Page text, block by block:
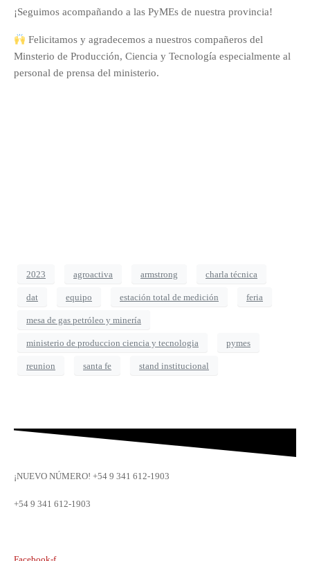
¡Seguimos acompañando a las PyMEs de nuestra provincia!
Felicitamos y agradecemos a nuestros compañeros del
Minsterio de Producción, Ciencia y Tecnología especialmente al
personal de prensa del ministerio.
2023 agroactiva armstrong charla técnica
dat equipo estación total de medición feria
mesa de gas petróleo y minería
ministerio de produccion ciencia y tecnologia pymes
reunion santa fe stand institucional
¡NUEVO NÚMERO! +54 9 341 612-1903
+54 9 341 612-1903